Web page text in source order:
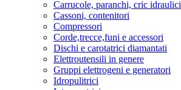
Carrucole, paranchi, cric idraulici
Cassoni, contenitori
Compressori
Corde,trecce,funi e accessori
Dischi e carotatrici diamantati
Elettroutensili in genere
Gruppi elettrogeni e generatori
Idropulitrici